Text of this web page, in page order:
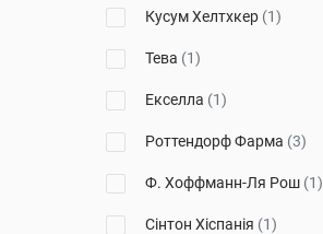
Кусум Хелтхкер (1)
Тева (1)
Екселла (1)
Роттендорф Фарма (3)
Ф. Хоффманн-Ля Рош (1)
Сінтон Хіспанія (1)